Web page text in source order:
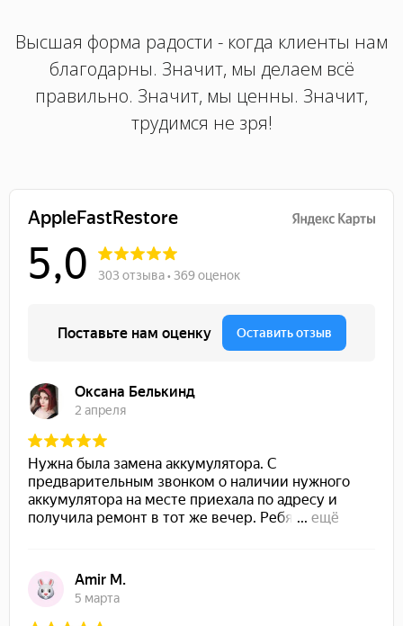
Высшая форма радости - когда клиенты нам
благодарны. Значит, мы делаем всё
правильно. Значит, мы ценны. Значит,
трудимся не зря!